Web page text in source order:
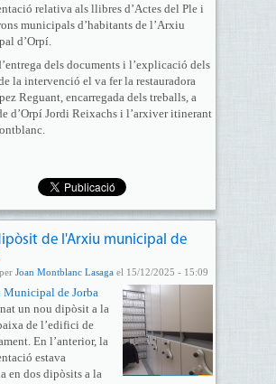
relativa als llibres d’Actes del Ple i
municipals d’habitants de l’Arxiu
d’Orpí.
dels documents i l’explicació dels
la intervenció el va fer la restauradora
Reguant, encarregada dels treballs, a
d’Orpí Jordi Reixachs i l’arxiver itinerant
de l'Arxiu municipal de
Joan Montblanc Lasagael 15/12/2025 - 15:09
de Jorba
un nou dipòsit a la
de l’edifici de
En l’anterior, la
estava
en dos dipòsits a la